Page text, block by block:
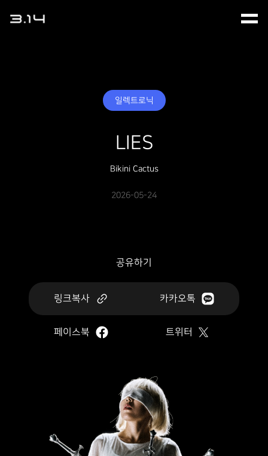
일렉트로닉
LIES
Bikini Cactus
2026-05-24
공유하기
링크복사 카카오톡
페이스북 트위터